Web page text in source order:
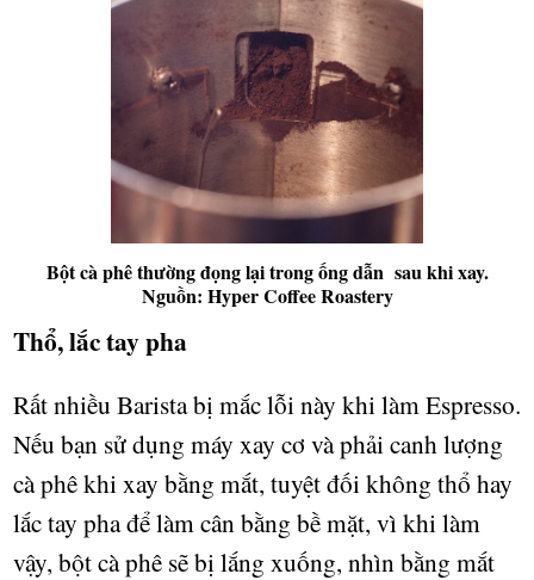
Bột cà phê thường đọng lại trong ống dẫn sau khi xay.
Nguồn: Hyper Coffee Roastery
Thổ, lắctay pha
Rất nhiều Barista bịmắc lỗi này khi làm Espresso.
Nếu bạn sửdụng máy xay cơ và phảicanh lượng
cà phê khi xay bằng mắt, tuyệt đối không thổ hay
lắctay pha đểlàm cân bằng bềmặt, vì khi làm
vậy, bột cà phê sẽbịlắng xuống, nhìn bằng mắt